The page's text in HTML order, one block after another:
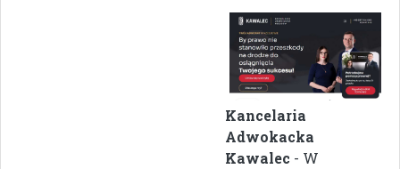
Kancelaria
Adwokacka
Kawalec - W